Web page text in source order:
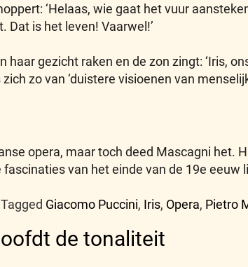
‘Helaas, wie gaat het vuur
Dat is het leven! Vaarwel!’
gezicht raken en de zon zingt: ‘Iris,
zo van ‘duistere visioenen van
opera, maar toch deed Mascagni
van het einde van de 19e
Tagged Giacomo Puccini, Iris, Opera, Pietro
de tonaliteit